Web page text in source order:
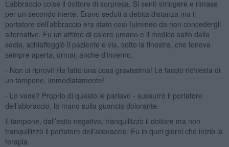
L’abbraccio colse il dottore di sorpresa. Si sentì stringere e rimase
per un secondo inerte. Erano seduti a debita distanza ma il
portatore dell’abbraccio era stato così fulmineo da non concedergli
alternative. Fu un attimo di calore umano e il medico saltò dalla
sedia, schiaffeggiò il paziente e via, sotto la finestra, che teneva
sempre aperta, ormai, anche d’inverno.
- Non ci riprovi! Ha fatto una cosa gravissima! Le faccio richiesta di
un tampone, immediatamente!
- Lo vede? Proprio di questo le parlavo - sussurrò il portatore
dell’abbraccio, la mano sulla guancia dolorante.
Il tampone, dall’esito negativo, tranquillizzò il dottore ma non
tranquillizzò il portatore dell’abbraccio. Fu in quei giorni che iniziò la
terapia.